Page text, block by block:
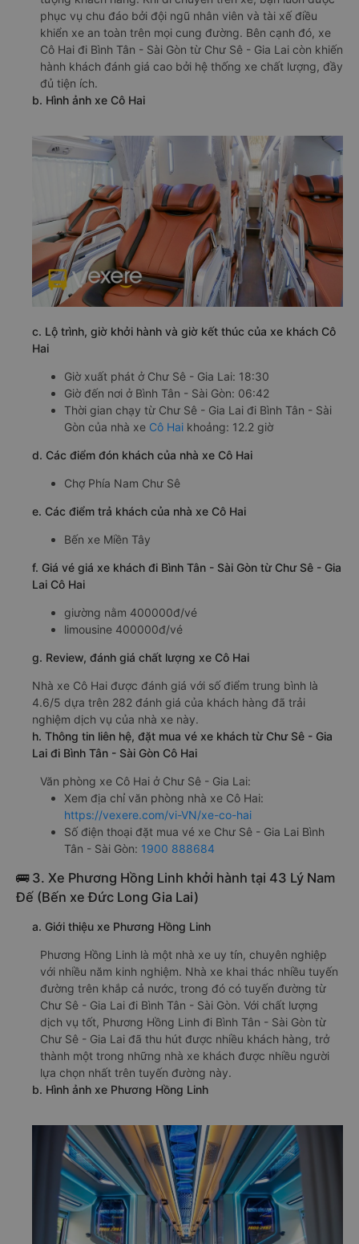
phục vụ chu đáo bởi đội ngũ nhân viên và tài xế điều
khiển xe an toàn trên mọi cung đường. Bên cạnh đó, xe
Cô Hai đi Bình Tân - Sài Gòn từ Chư Sê - Gia Lai còn khiến
hành khách đánh giá cao bởi hệ thống xe chất lượng, đầy
đủ tiện ích.
b. Hình ảnh xe Cô Hai
c. Lộ trình, giờ khởi hành và giờ kết thúc của xe khách Cô
Hai
Giờ xuất phát ở Chư Sê - Gia Lai: 18:30
Giờ đến nơi ở Bình Tân - Sài Gòn: 06:42
Thời gian chạy từ Chư Sê - Gia Lai đi Bình Tân - Sài
Gòn của nhà xe Cô Hai khoảng: 12.2 giờ
d. Các điểm đón khách của nhà xe Cô Hai
Chợ Phía Nam Chư Sê
e. Các điểm trả khách của nhà xe Cô Hai
Bến xe Miền Tây
f. Giá vé giá xe khách đi Bình Tân - Sài Gòn từ Chư Sê - Gia
Lai Cô Hai
giường nằm 400000đ/vé
limousine 400000đ/vé
g. Review, đánh giá chất lượng xe Cô Hai
Nhà xe Cô Hai được đánh giá với số điểm trung bình là
4.6/5 dựa trên 282 đánh giá của khách hàng đã trải
nghiệm dịch vụ của nhà xe này.
h. Thông tin liên hệ, đặt mua vé xe khách từ Chư Sê - Gia
Lai đi Bình Tân - Sài Gòn Cô Hai
Văn phòng xe Cô Hai ở Chư Sê - Gia Lai:
Xem địa chỉ văn phòng nhà xe Cô Hai:
https://vexere.com/vi-VN/xe-co-hai
Số điện thoại đặt mua vé xe Chư Sê - Gia Lai Bình
Tân - Sài Gòn: 1900 888684
🚌 3. Xe Phương Hồng Linh khởi hành tại 43 Lý Nam
Đế (Bến xe Đức Long Gia Lai)
a. Giới thiệu xe Phương Hồng Linh
Phương Hồng Linh là một nhà xe uy tín, chuyên nghiệp
với nhiều năm kinh nghiệm. Nhà xe khai thác nhiều tuyến
đường trên khắp cả nước, trong đó có tuyến đường từ
Chư Sê - Gia Lai đi Bình Tân - Sài Gòn. Với chất lượng
dịch vụ tốt, Phương Hồng Linh đi Bình Tân - Sài Gòn từ
Chư Sê - Gia Lai đã thu hút được nhiều khách hàng, trở
thành một trong những nhà xe khách được nhiều người
lựa chọn nhất trên tuyến đường này.
b. Hình ảnh xe Phương Hồng Linh